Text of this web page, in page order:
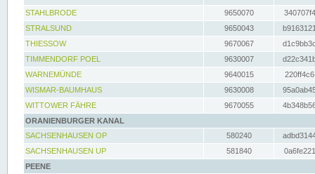
STAHLBRODE
9650070
STRALSUND
9650043
THIESSOW
9670067
TIMMENDORF POEL
9630007
WARNEMÜNDE
9640015
WISMAR-BAUMHAUS
9630008
WITTOWER FÄHRE
9670055
ORANIENBURGER KANAL
SACHSENHAUSEN OP
580240
SACHSENHAUSEN UP
581840
PEENE